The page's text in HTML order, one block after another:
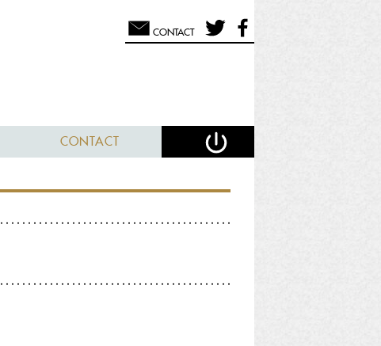
CONTACT
CONTACT